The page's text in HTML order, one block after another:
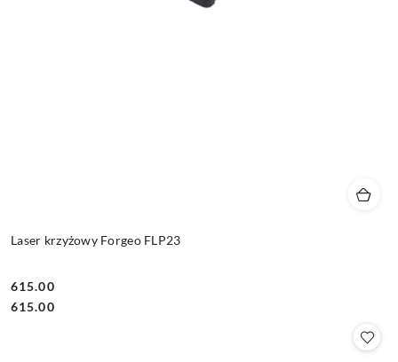
Laser krzyżowy Forgeo FLP23
Cena:
615.00
Cena:
615.00